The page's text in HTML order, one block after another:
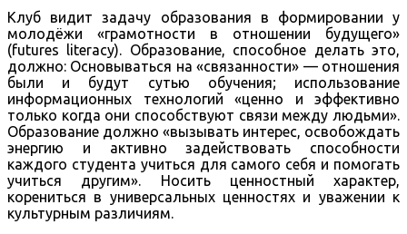
Клуб видит задачу образования в формировании у
молодёжи «грамотности в отношении будущего»
(futures literacy). Образование, способное делать это,
должно: Основываться на «связанности» — отношения
были и будут сутью обучения; использование
информационных технологий «ценно и эффективно
только когда они способствуют связи между людьми».
Образование должно «вызывать интерес, освобождать
энергию и активно задействовать способности
каждого студента учиться для самого себя и помогать
учиться другим». Носить ценностный характер,
корениться в универсальных ценностях и уважении к
культурным различиям.